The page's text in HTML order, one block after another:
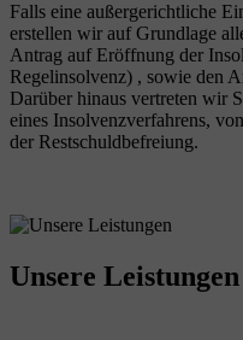
Falls eine außergerichtliche
erstellen wir auf Grundlage
Antrag auf Eröffnung der
Regelinsolvenz) , sowie den
Darüber hinaus vertreten wir
eines Insolvenzverfahrens,
der Restschuldbefreiung.
Unsere Leistungen